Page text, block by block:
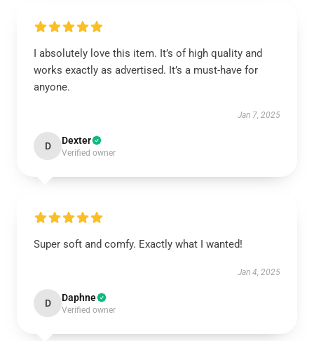
I absolutely love this item. It’s of high quality and
works exactly as advertised. It’s a must-have for
anyone.
Jan 7, 2025
D Dexter
Verified owner
Super soft and comfy. Exactly what I wanted!
Jan 4, 2025
D Daphne
Verified owner